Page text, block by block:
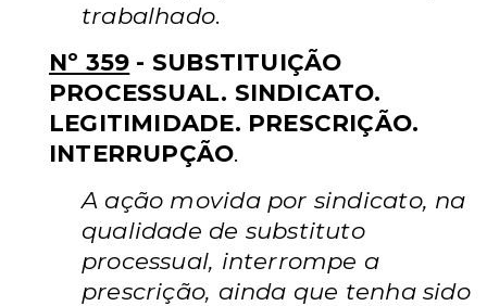
trabalhado.
Nº 359 - SUBSTITUIÇÃO
PROCESSUAL. SINDICATO.
LEGITIMIDADE. PRESCRIÇÃO.
INTERRUPÇÃO.
A ação movida por sindicato, na
qualidade de substituto
processual, interrompe a
prescrição, ainda que tenha sido